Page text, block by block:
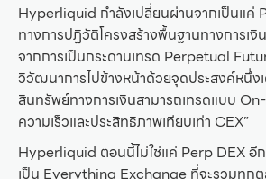
Hyperliquid กำลังเปลี่ยนผ่านจากเป็นแค่
ทางการปฏิวัติโครงสร้างพื้นฐานทางการเ
จากการเป็นกระดานเทรด Perpetual
วิวัฒนาการไปข้างหน้าด้วยจุดประสงค์หนึ่ง
สินทรัพย์ทางการเงินสามารถเทรดแบบ
ความเร็วและประสิทธิภาพเทียบเท่า CEX”
Hyperliquid ตอนนี้ไม่ใช่แค่ Perp DEX อี
เป็น Everything Exchange ที่จะรวมทุก